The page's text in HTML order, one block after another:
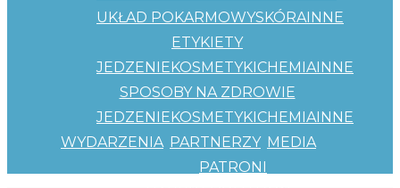
UKŁAD POKARMOWYSKÓRAINNE
ETYKIETY
JEDZENIEKOSMETYKICHEMIAINNE
SPOSOBY NA ZDROWIE
JEDZENIEKOSMETYKICHEMIAINNE
WYDARZENIA PARTNERZY
PATRONI
MEDIA